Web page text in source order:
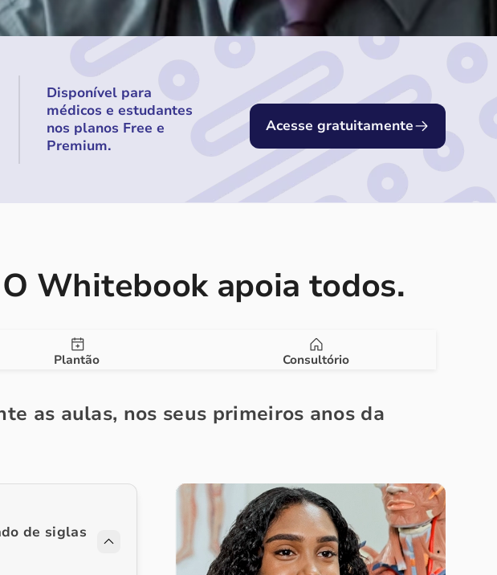
Disponível para
médicos e estudantes
nos planos Free e
Premium.
Acesse gratuitamente
O Whitebook apoia todos.
Plantão Consultório
as aulas, nos seus primeiros anos da
de siglas